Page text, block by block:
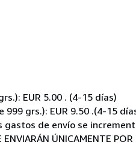
EUR 5.00 . (4-15 días)
grs.): EUR 9.50 .(4-15
de envío se
ÚNICAMENTE